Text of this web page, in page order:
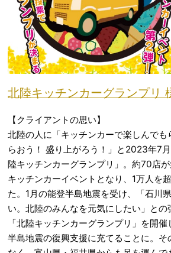
北陸キッチンカーグランプリ
【クライアントの思い】
北陸の人に「キッチンカーで楽しんでも
らおう！ 盛り上がろう！」と2023年7
陸キッチンカーグランプリ」。約70店
キッチンカーイベントとなり、1万人を
た。1月の能登半島地震を受け、「石川
い。北陸のみんなを元気にしたい」と
「北陸キッチンカーグランプリ」を開
半島地震の復興支援に充てることに。